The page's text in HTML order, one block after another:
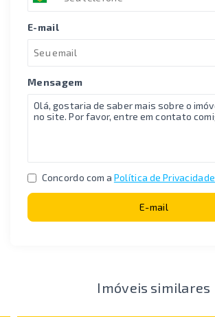
E-mail
Mensagem
Concordo com a Política de Privacidade
E-mail
Imóveis similares